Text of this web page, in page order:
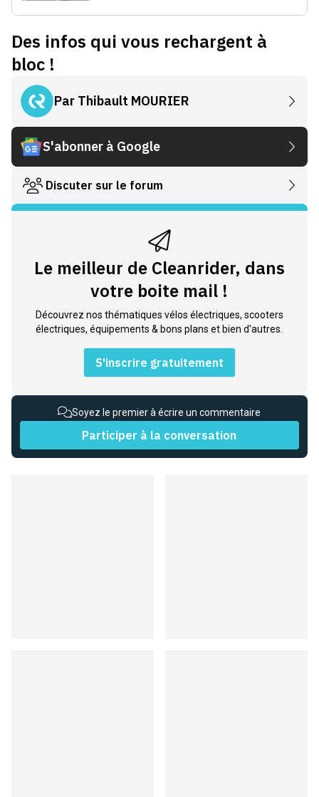
Des infos qui vous rechargent à
bloc !
Par Thibault MOURIER
S'abonner à Google
Discuter sur le forum
Le meilleur de Cleanrider, dans
votre boite mail !
Découvrez nos thématiques vélos électriques, scooters
électriques, équipements & bons plans et bien d'autres.
S'inscrire gratuitement
Soyez le premier à écrire un commentaire
Participer à la conversation